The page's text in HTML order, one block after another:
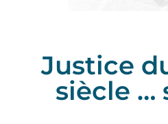
Justice
siècle …